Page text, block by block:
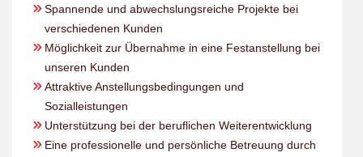
Spannende und abwechslungsreiche Projekte bei
verschiedenen Kunden
Möglichkeit zur Übernahme in eine Festanstellung bei
unseren Kunden
Attraktive Anstellungsbedingungen und
Sozialleistungen
Unterstützung bei der beruflichen Weiterentwicklung
Eine professionelle und persönliche Betreuung durch